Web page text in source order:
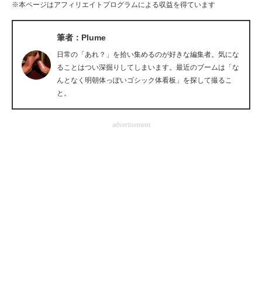
企業ITのトレンドを詳説
経営リーダーのコミュニティ
マーケ×ITの今がよく分かる
ITエンジニア向け専門サイト
企業向けIT製品の総合サイト
※本ページはアフィリエイトプログラムによる収益を得ています
筆者：Plume
日常の「あれ？」を拾い集めるのが好きな編集者。気にな
ることはつい深掘りしてしまいます。最近のブームは「な
んとなく明朝体っぽいゴシック体看板」を探して撮るこ
と。
advertisement